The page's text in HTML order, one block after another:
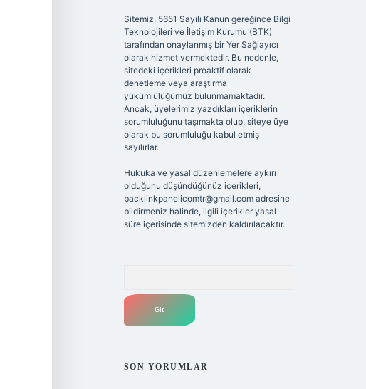
Sitemiz, 5651 Sayılı Kanun gereğince Bilgi
Teknolojileri ve İletişim Kurumu (BTK)
tarafından onaylanmış bir Yer Sağlayıcı
olarak hizmet vermektedir. Bu nedenle,
sitedeki içerikleri proaktif olarak
denetleme veya araştırma
yükümlülüğümüz bulunmamaktadır.
Ancak, üyelerimiz yazdıkları içeriklerin
sorumluluğunu taşımakta olup, siteye üye
olarak bu sorumluluğu kabul etmiş
sayılırlar.
Hukuka ve yasal düzenlemelere aykırı
olduğunu düşündüğünüz içerikleri,
backlinkpanelicomtr@gmail.comadresine
bildirmeniz halinde, ilgili içerikler yasal
süre içerisinde sitemizden kaldırılacaktır.
SON YORUMLAR